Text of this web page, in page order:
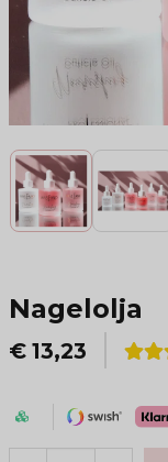
Nagelolja
€ 13,23